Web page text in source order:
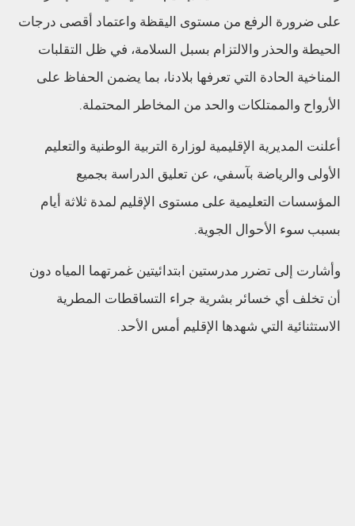
على ضرورة الرفع من مستوى اليقظة واعتماد أقصى درجات
الحيطة والحذر والالتزام بسبل السلامة، في ظل التقلبات
المناخية الحادة التي تعرفها بلادنا، بما يضمن الحفاظ على
الأرواح والممتلكات والحد من المخاطر المحتملة.
أعلنت المديرية الإقليمية لوزارة التربية الوطنية والتعليم
الأولى والرياضة بآسفي، عن تعليق الدراسة بجميع
المؤسسات التعليمية على مستوى الإقليم لمدة ثلاثة أيام
بسبب سوء الأحوال الجوية.
وأشارت إلى تضرر مدرستين ابتدائيتين غمرتهما المياه دون
أن تخلف أي خسائر بشرية جراء التساقطات المطرية
الاستثنائية التي شهدها الإقليم أمس الأحد.